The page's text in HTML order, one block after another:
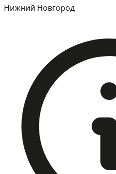
Нижний Новгород